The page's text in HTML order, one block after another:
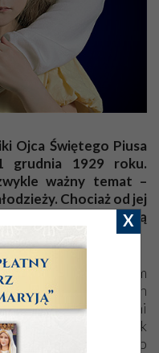
X
Ojca Świętego Piusa
grudnia 1929 roku.
ważny temat –
Chociaż od jej
wciąż uderza swą
że przedmiotem
cały człowiek, duch
natury, ze wszystkimi
i nadprzyrodzonymi, jak
i Objawienie; przeto